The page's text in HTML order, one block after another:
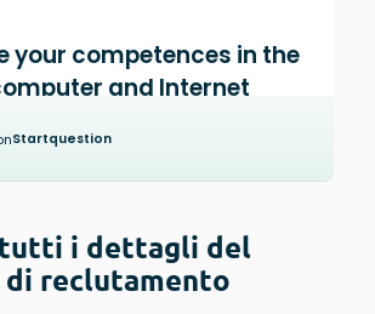
i dettagli del
di reclutamento